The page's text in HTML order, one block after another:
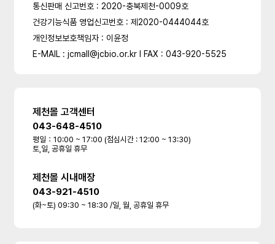
통신판매 신고번호 : 2020-충북제천-0009호
건강기능식품 영업신고번호 : 제2020-0444044호
개인정보보호책임자 : 이윤정
E-MAIL : jcmall@jcbio.or.kr l FAX : 043-920-5525
제천몰 고객센터
043-648-4510
평일：10:00 ~ 17:00 (점심시간 : 12:00 ~ 13:30)
토,일, 공휴일 휴무
제천몰 시내매장
043-921-4510
(화~토) 09:30 ~ 18:30 /일, 월, 공휴일 휴무